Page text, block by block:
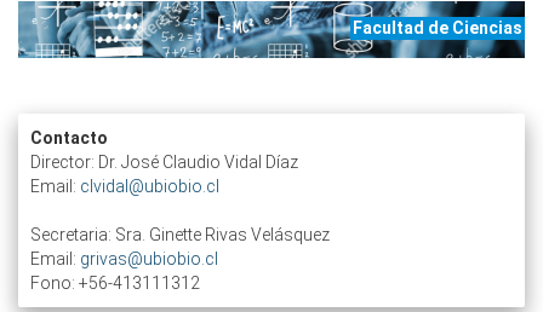
Facultad de Ciencias
Contacto
Director: Dr. José Claudio Vidal Díaz
Email: clvidal@ubiobio.cl
Secretaria: Sra. Ginette Rivas Velásquez
Email: grivas@ubiobio.cl
Fono: +56-413111312